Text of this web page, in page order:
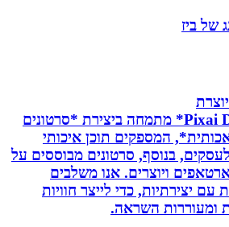
*Pixai Dream Studio* מתמחה ביצירת *סרטונים
המספקים תוכן איכותי
בנוסף, סרטונים מבוססים על
ויוצרים. אנו משלבים
כדי לייצר חוויות
השראה.